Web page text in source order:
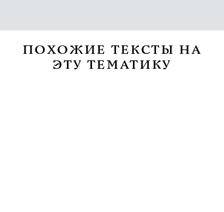
ПОХОЖИЕ ТЕКСТЫ НА
ЭТУ ТЕМАТИКУ